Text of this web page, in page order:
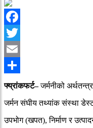
Facebook
Twitter
Email
Share
फ्य्रांकफर्ट–जर्मनीको
जर्मन संघीय तथ्यांक संस्था
उपभोग (खपत), निर्माण र